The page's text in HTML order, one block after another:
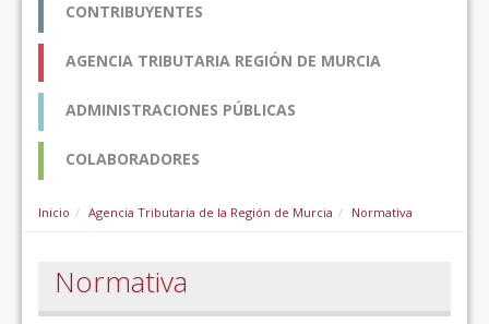
CONTRIBUYENTES
AGENCIA TRIBUTARIA REGIÓN DE MURCIA
ADMINISTRACIONES PÚBLICAS
COLABORADORES
Inicio Agencia Tributaria de la Región de Murcia Normativa
Normativa